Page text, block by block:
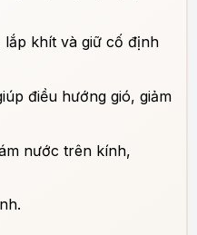
khít và giữ cố định
điều hướng gió, giảm
nước trên kính,